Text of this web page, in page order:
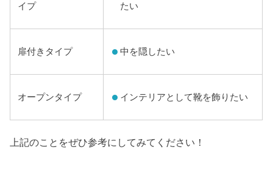
イプ
たい
扉付きタイプ 中を隠したい
オープンタイプ インテリアとして靴を飾りたい
上記のことをぜひ参考にしてみてください！